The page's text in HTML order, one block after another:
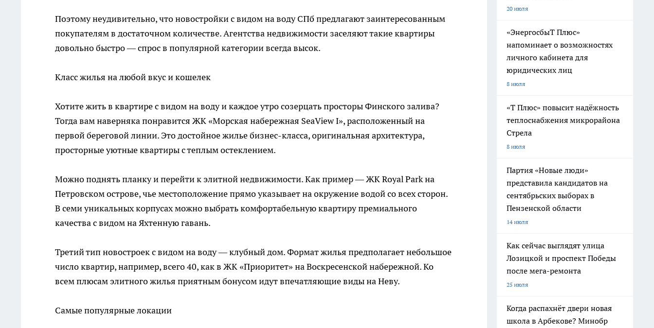
Поэтому неудивительно, чтоновостройки с видом на воду СПб предлагают заинтересованным
покупателям в достаточном количестве. Агентства недвижимости заселяют такие квартиры
довольно быстро — спрос в популярной категории всегда высок.
Класс жилья на любой вкус и кошелек
Хотите жить в квартире с видом на воду и каждое утро созерцать просторы Финского залива?
Тогда вам наверняка понравится ЖК «Морская набережная SeaView I», расположенный на
первой береговой линии. Это достойное жилье бизнес-класса, оригинальная архитектура,
просторные уютные квартиры с теплым остеклением.
Можно поднять планку и перейти к элитной недвижимости. Как пример — ЖК Royal Park на
Петровском острове, чье местоположение прямо указывает на окружение водой со всех сторон.
В семи уникальных корпусах можно выбрать комфортабельную квартиру премиального
качества с видом на Яхтенную гавань.
Третий тип новостроек с видом на воду — клубный дом. Формат жилья предполагает небольшое
число квартир, например, всего 40, как в ЖК «Приоритет» на Воскресенской набережной. Ко
всем плюсам элитного жилья приятным бонусом идут впечатляющие виды на Неву.
Самые популярные локации
20 июля
«ЭнергосбыТ Плюс»
напоминает о возможностях
личного кабинета для
юридических лиц
8 июля
«Т Плюс» повысит надёжность
теплоснабжения микрорайона
Стрела
8 июля
Партия «Новые люди»
представила кандидатов на
сентябрьских выборах в
Пензенской области
14 июля
Как сейчас выглядят улица
Лозицкой и проспект Победы
после мега-ремонта
25 июля
Когда распахнёт двери новая
школа в Арбекове? Минобр